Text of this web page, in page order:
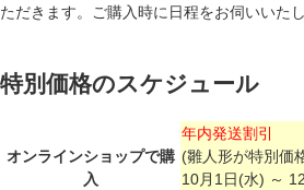
ただきます。ご購入時に日程をお伺いいたし
特別価格のスケジュール
オンラインショップで購
入
年内発送割引
(雛人形が特別価
10月1日(水) ～